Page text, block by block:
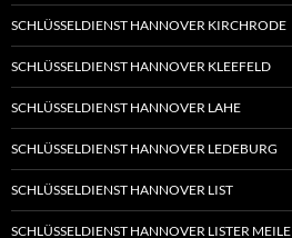
SCHLÜSSELDIENST HANNOVER KIRCHRODE
SCHLÜSSELDIENST HANNOVER KLEEFELD
SCHLÜSSELDIENST HANNOVER LAHE
SCHLÜSSELDIENST HANNOVER LEDEBURG
SCHLÜSSELDIENST HANNOVER LIST
SCHLÜSSELDIENST HANNOVER LISTER MEILE